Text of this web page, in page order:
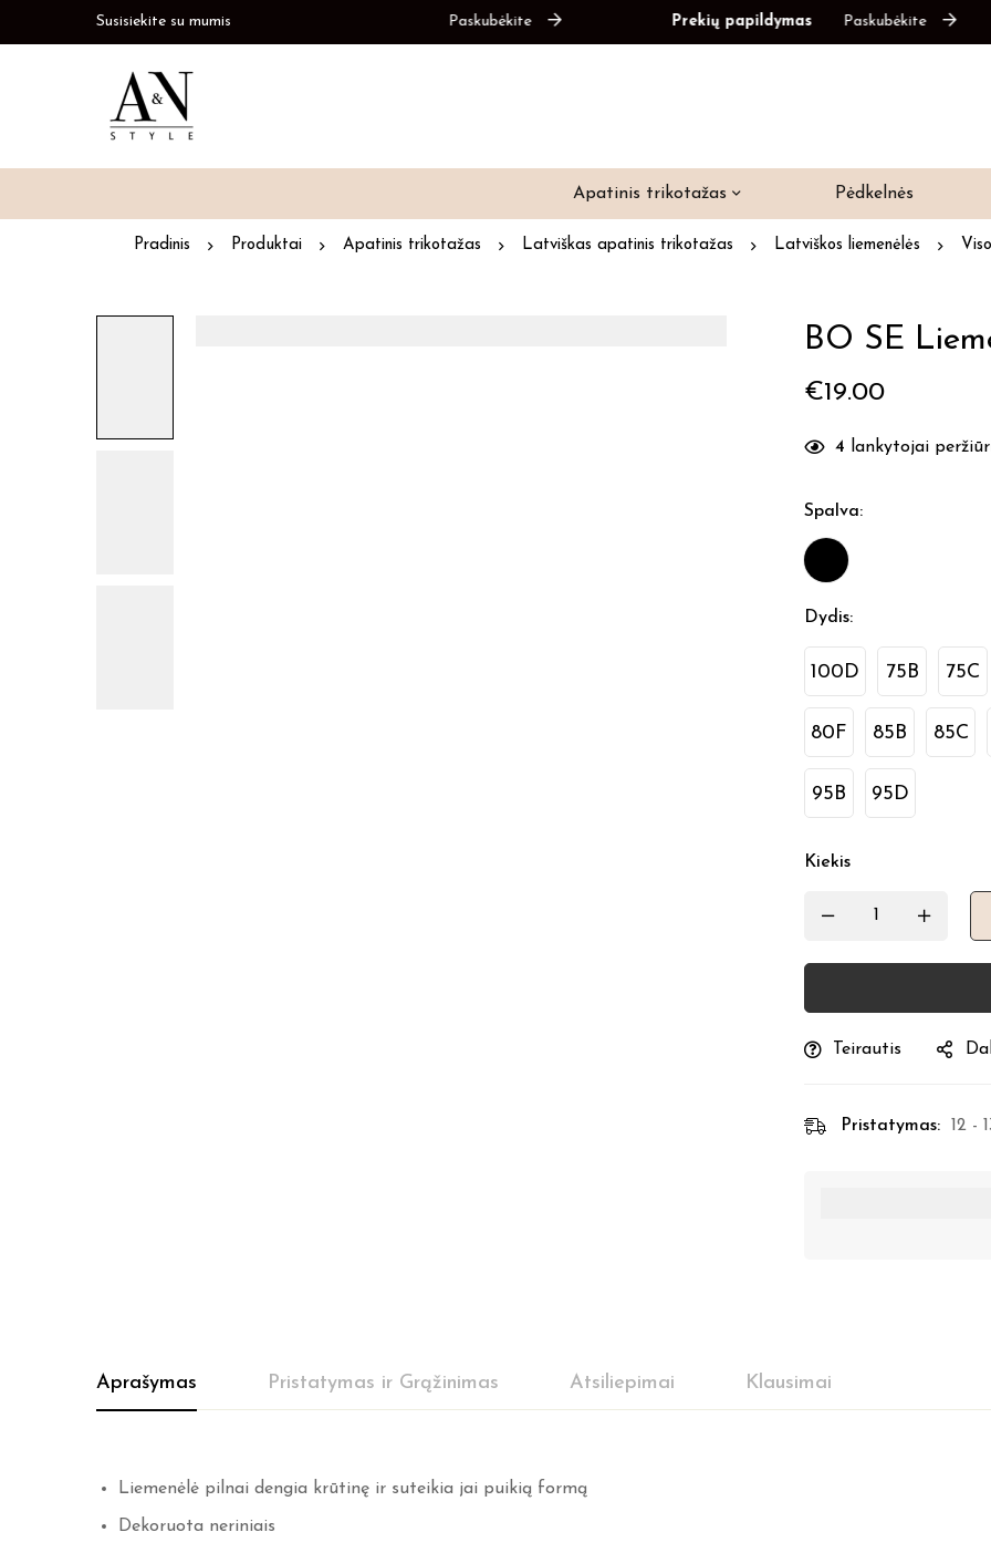
Susisiekite su mumis
Paskubėkite Paskubėkite Prekių papildymas Paskubėkite
Apatinis trikotažas Pėdkelnės
Pradinis Produktai Apatinis trikotažas Latviškas apatinis trikotažas Latviškos liemenėlės
BO SE
€19.00
4 lankytojai
Spalva:
Dydis:
100D 75B 75C
80F 85B 85C
95B 95D
Kiekis
Teirautis
Pristatymas: 12 -
Aprašymas Pristatymas ir Grąžinimas Atsiliepimai Klausimai
Liemenėlė pilnai dengia krūtinę ir suteikia jai puikią formą
Dekoruota neriniais